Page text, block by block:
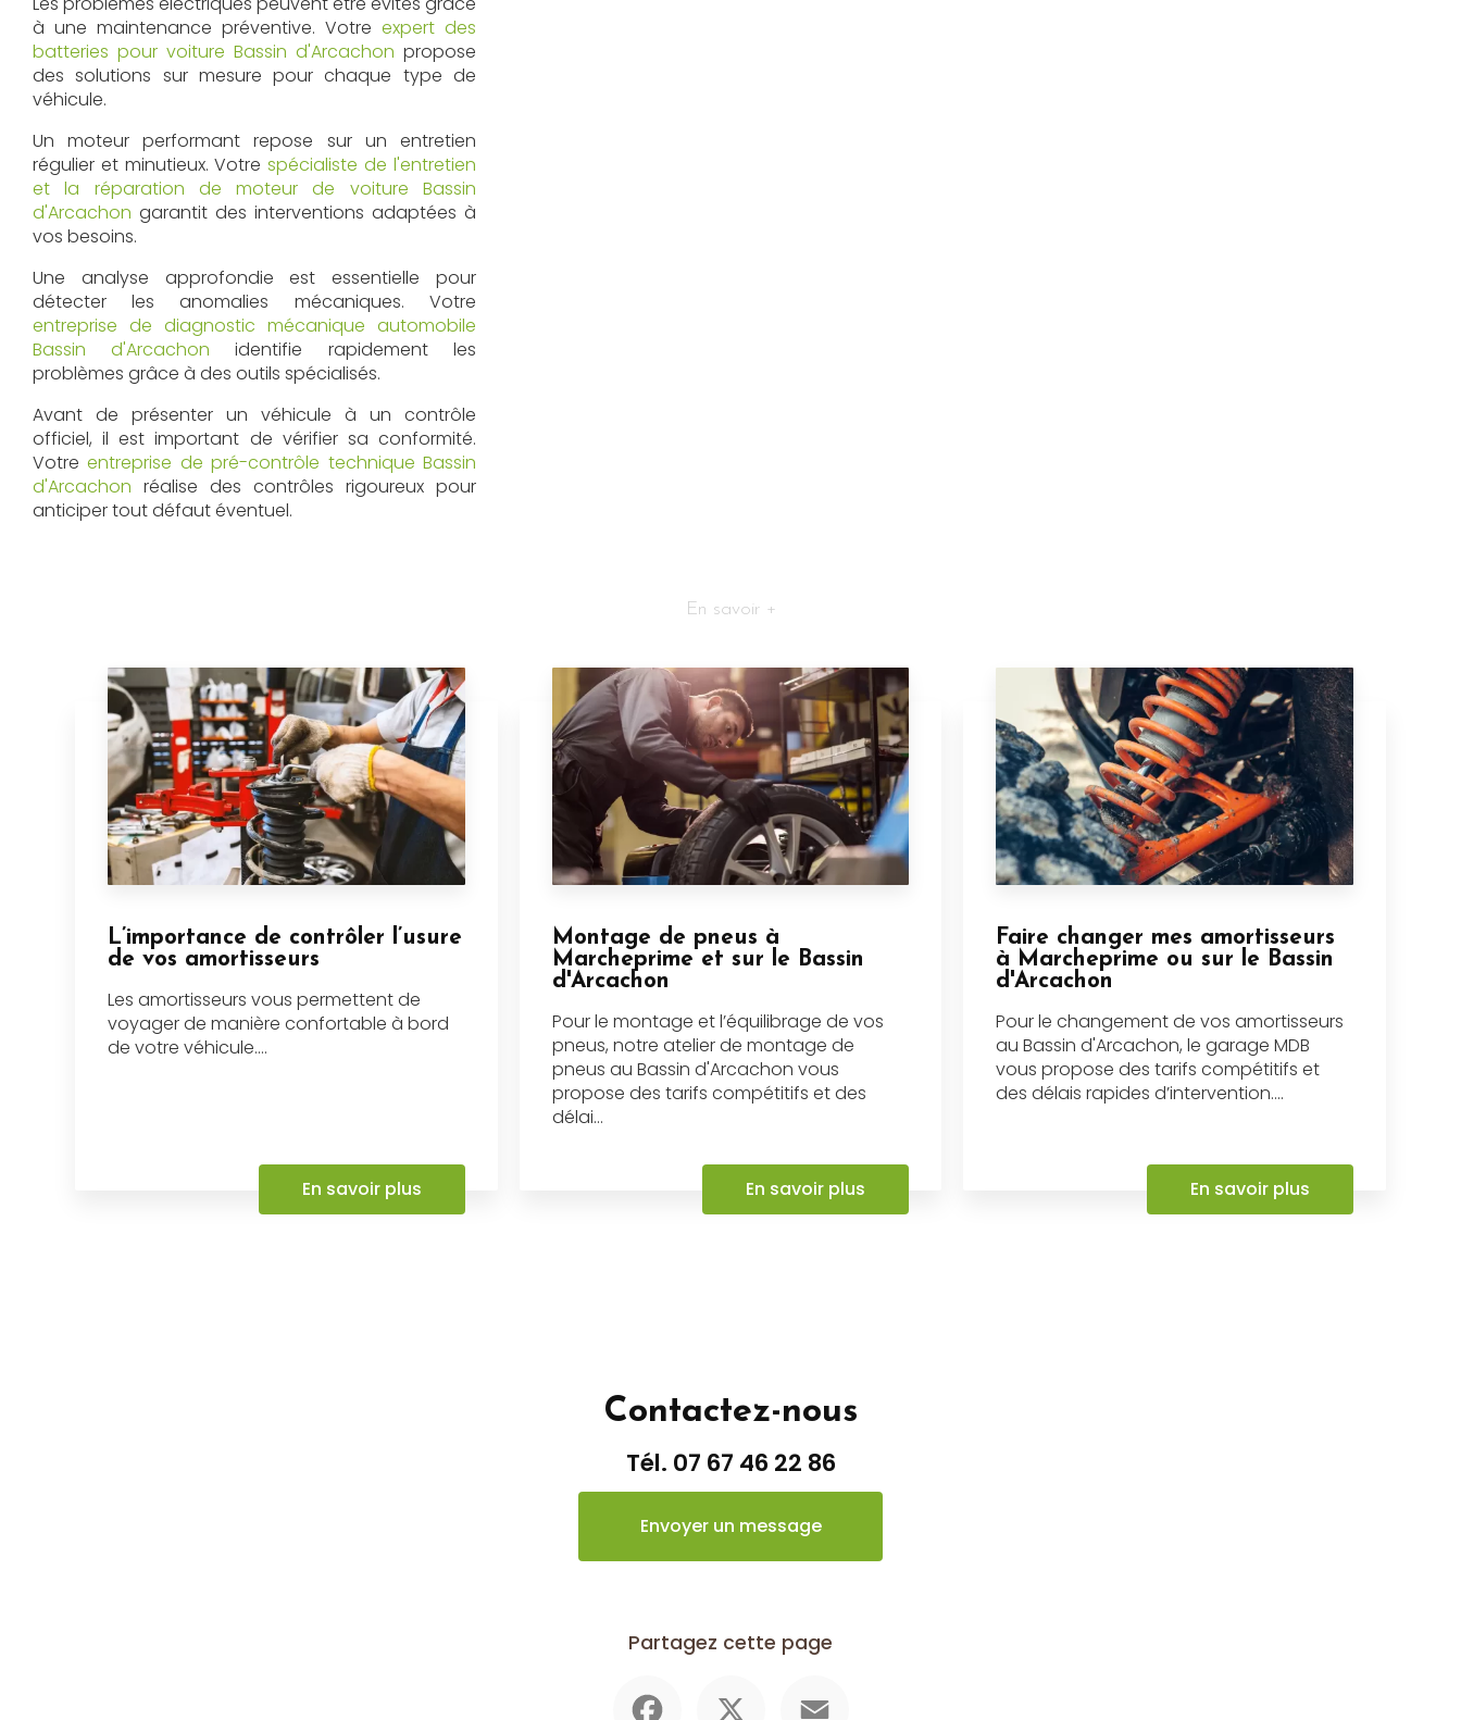
à une maintenance préventive. Votre expert des
batteries pour voiture Bassin d'Arcachon propose
des solutions sur mesure pour chaque type de
véhicule.
Un moteur performant repose sur un entretien
régulier et minutieux. Votrespécialiste de l'entretien
et la réparation de moteur de voiture Bassin
d'Arcachon garantit des interventions adaptées à
vos besoins.
Une analyse approfondie est essentielle pour
détecter les anomalies mécaniques. Votre
entreprise de diagnostic mécanique automobile
Bassin d'Arcachon identifie rapidement les
problèmes grâce à des outils spécialisés.
Avant de présenter un véhicule à un contrôle
officiel, il est important de vérifier sa conformité.
Votreentreprise de pré-contrôle technique Bassin
d'Arcachon réalise des contrôles rigoureux pour
anticiper tout défaut éventuel.
En savoir +
L’importance de contrôler l’usure
de vos amortisseurs
Les amortisseurs vous permettent de
voyager de manière confortable à bord
de votre véhicule....
En savoir plus
Montage de pneus à
Marcheprime et sur le Bassin
d'Arcachon
Pour le montage et l’équilibrage de vos
pneus, notre atelier de montage de
pneus au Bassin d'Arcachon vous
propose des tarifs compétitifs et des
délai...
En savoir plus
Faire changer mes amortisseurs
à Marcheprime ou sur le Bassin
d'Arcachon
Pour le changement de vos amortisseurs
au Bassin d'Arcachon, le garage MDB
vous propose des tarifs compétitifs et
des délais rapides d’intervention....
En savoir plus
Contactez-nous
Tél. 07 67 46 22 86
Envoyer un message
Partagez cette page